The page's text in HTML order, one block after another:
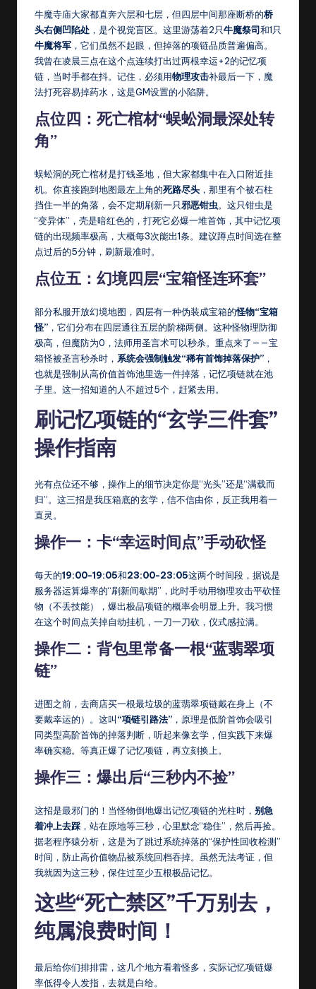
牛魔寺庙大家都直奔六层和七层，但四层中间那座断桥的桥
头右侧凹陷处 ，是个视觉盲区。这里游荡着2只牛魔祭司和1只
牛魔将军 ，它们虽然不起眼，但掉落的项链品质普遍偏高。
我曾在凌晨三点在这个点连续打出过两根幸运+2的记忆项
链，当时手都在抖。记住，必须用物理攻击补最后一下，魔
法打死容易掉药水，这是GM设置的小陷阱。
点位四：死亡棺材“蜈蚣洞最深处转
角”
蜈蚣洞的死亡棺材是打钱圣地，但大家都集中在入口附近挂
机。你直接跑到地图最左上角的死路尽头 ，那里有个被石柱
挡住一半的角落，会不定期刷新一只邪恶钳虫。这只钳虫是
“变异体”，壳是暗红色的，打死它必爆一堆首饰，其中记忆项
链的出现频率极高，大概每3次能出1条。建议蹲点时间选在整
点过后的5分钟，刷新最准时。
点位五：幻境四层“宝箱怪连环套”
部分私服开放幻境地图，四层有一种伪装成宝箱的怪物“宝箱
怪” ，它们分布在四层通往五层的阶梯两侧。这种怪物理防御
极高，但魔防为0，法师用圣言术可以秒杀。重点来了——宝
箱怪被圣言秒杀时， 系统会强制触发“稀有首饰掉落保护” ，
也就是强制从高价值首饰池里选一件掉落，记忆项链就在池
子里。这一招知道的人不超过5个，赶紧去用。
刷记忆项链的“玄学三件套”
操作指南
光有点位还不够，操作上的细节决定你是“光头”还是“满载而
归”。这三招是我压箱底的玄学，信不信由你，反正我用着一
直灵。
操作一：卡“幸运时间点”手动砍怪
每天的19:00-19:05和23:00-23:05这两个时间段，据说是
服务器运算爆率的“刷新间歇期”，此时手动用物理攻击平砍怪
物（不丢技能），爆出极品项链的概率会明显上升。我习惯
在这个时间点关掉自动挂机，一刀一刀砍，仪式感拉满。
操作二：背包里常备一根“蓝翡翠项
链”
进图之前，去商店买一根最垃圾的蓝翡翠项链戴在身上（不
要戴幸运的）。这叫“项链引路法” ，原理是低阶首饰会吸引
同类型高阶首饰的掉落判断，听起来像玄学，但实践下来爆
率确实稳。等真正爆了记忆项链，再立刻换上。
操作三：爆出后“三秒内不捡”
这招是最邪门的！当怪物倒地爆出记忆项链的光柱时， 别急
着冲上去踩 ，站在原地等三秒，心里默念“稳住”，然后再捡。
据老程序猿分析，这是为了跳过系统掉落的“保护性回收检测”
时间，防止高价值物品被系统回档吞掉。虽然无法考证，但
我就因为这三秒，保住过至少五根极品记忆。
这些“死亡禁区”千万别去，
纯属浪费时间！
最后给你们排排雷，这几个地方看着怪多，实际记忆项链爆
率低得令人发指，去就是白给。